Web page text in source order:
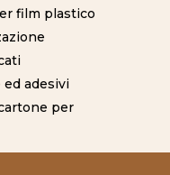
film plastico
adesivi
per